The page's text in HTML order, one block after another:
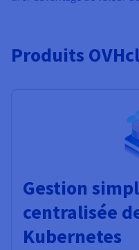
Produits
Gestion
centralisée
Kubernetes